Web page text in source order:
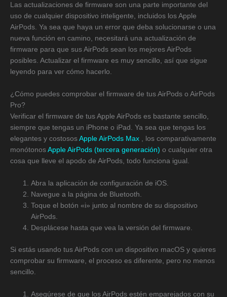
Las actualizaciones de firmware son una parte importante del
uso de cualquier dispositivo inteligente, incluidos los Apple
AirPods. Ya sea que haya un error que deba solucionarse o una
nueva función en camino, necesitará una actualización de
firmware para que sus AirPods sean los mejores AirPods
posibles. Actualizar el firmware es muy sencillo, así que sigue
leyendo para ver cómo hacerlo.
¿Cómo puedes comprobar el firmware de tus AirPods o AirPods
Pro?
Verificar el firmware de tus Apple AirPods es bastante sencillo,
siempre que tengas un iPhone o iPad. Ya sea que tengas los
elegantes y costosos Apple AirPods Max , los comparativamente
monótonos Apple AirPods (tercera generación) o cualquier otra
cosa que lleve el apodo de AirPods, todo funciona igual.
Abra la aplicación de configuración de iOS.
Navegue a la página de Bluetooth.
Toque el botón «i» junto al nombre de su dispositivo
AirPods.
Desplácese hasta que vea la versión del firmware.
Si estás usando tus AirPods con un dispositivo macOS y quieres
comprobar su firmware, el proceso es diferente, pero no menos
sencillo.
Asegúrese de que los AirPods estén emparejados con su